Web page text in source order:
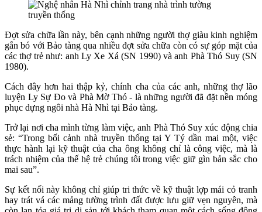
Đợt sửa chữa lần này, bên cạnh những người thợ giàu kinh nghiệm
gắn bó với Bảo tàng qua nhiều đợt sửa chữa còn có sự góp mặt của
các thợ trẻ như: anh Ly Xe Xá (SN 1990) và anh Phà Thó Suy (SN
1980).
Cách đây hơn hai thập kỷ, chính cha của các anh, những thợ lão
luyện Ly Sự Đo và Phà Mờ Thó - là những người đã đặt nền móng
phục dựng ngôi nhà Hà Nhì tại Bảo tàng.
Trở lại nơi cha mình từng làm việc, anh Phà Thó Suy xúc động chia
sẻ: “Trong bối cảnh nhà truyền thống tại Y Tý dần mai một, việc
thực hành lại kỹ thuật của cha ông không chỉ là công việc, mà là
trách nhiệm của thế hệ trẻ chúng tôi trong việc giữ gìn bản sắc cho
mai sau”.
Sự kết nối này không chỉ giúp tri thức về kỹ thuật lợp mái cỏ tranh
hay trát vá các mảng tường trình đất được lưu giữ vẹn nguyên, mà